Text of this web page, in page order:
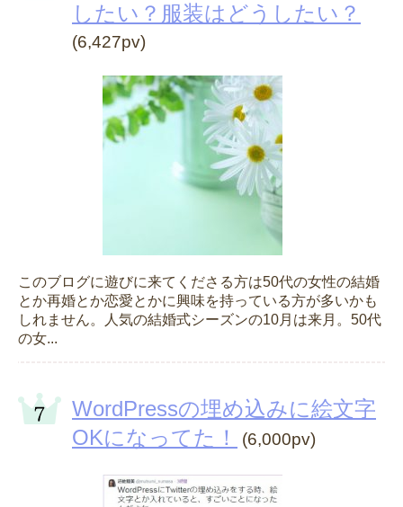
したい？服装はどうしたい？
(6,427pv)
このブログに遊びに来てくださる方は50代の女性の結婚
とか再婚とか恋愛とかに興味を持っている方が多いかも
しれません。人気の結婚式シーズンの10月は来月。50代
の女...
WordPressの埋め込みに絵文字
OKになってた！
(6,000pv)